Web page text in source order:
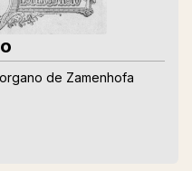
de Zamenhofa